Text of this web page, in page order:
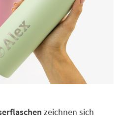
zeichnen sich